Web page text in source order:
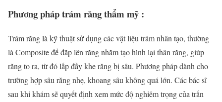
Phương pháp trám răng thẩm mỹ :
Trám răng là kỹ thuật sử dụng các vật liệu trám nhân tạo, thường
là Composite để đắp lên răng nhằm tạo hình lại thân răng, giúp
răng to ra, từ đó lấp đầy khe răng bị sâu. Phương pháp dành cho
trường hợp sâu răng nhẹ, khoang sâu không quá lớn. Các bác sĩ
sau khi khám sẽ quyết định xem mức độ nghiêm trọng của trấn